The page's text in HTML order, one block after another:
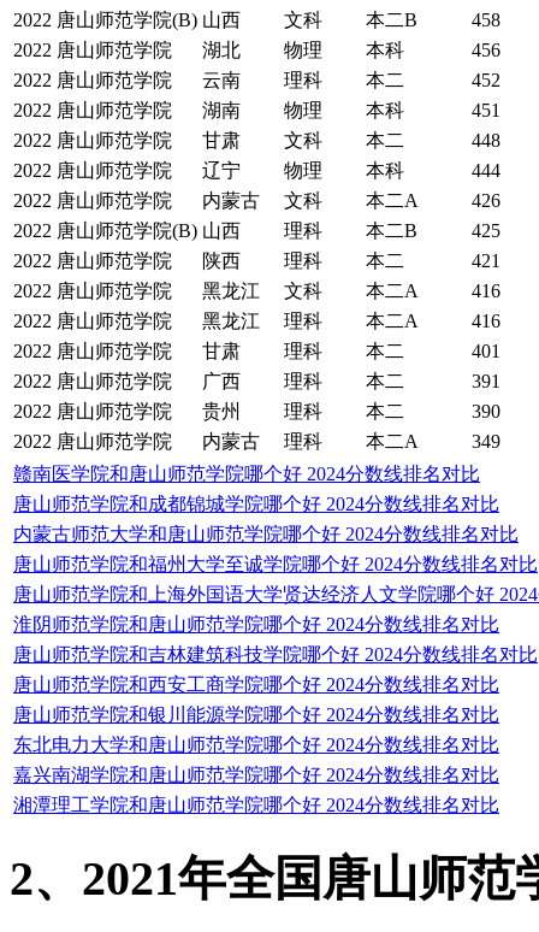
2022 唐山师范学院(B) 山西 文科 本二B
458
2022 唐山师范学院 湖北 物理 本科
456
2022 唐山师范学院 云南 理科 本二
452
2022 唐山师范学院 湖南 物理 本科
451
2022 唐山师范学院 甘肃 文科 本二
448
2022 唐山师范学院 辽宁 物理 本科
444
2022 唐山师范学院 内蒙古 文科 本二A
426
2022 唐山师范学院(B) 山西 理科 本二B
425
2022 唐山师范学院 陕西 理科 本二
421
2022 唐山师范学院 黑龙江 文科 本二A
416
2022 唐山师范学院 黑龙江 理科 本二A
416
2022 唐山师范学院 甘肃 理科 本二
401
2022 唐山师范学院 广西 理科 本二
391
2022 唐山师范学院 贵州 理科 本二
390
2022 唐山师范学院 内蒙古 理科 本二A
349
赣南医学院和唐山师范学院哪个好 2024分数线排名对比
唐山师范学院和成都锦城学院哪个好 2024分数线排名对比
内蒙古师范大学和唐山师范学院哪个好 2024分数线排名对比
唐山师范学院和福州大学至诚学院哪个好 2024分数线排名对比
唐山师范学院和上海外国语大学贤达经济人文学院哪个好
淮阴师范学院和唐山师范学院哪个好 2024分数线排名对比
唐山师范学院和吉林建筑科技学院哪个好 2024分数线排名对比
唐山师范学院和西安工商学院哪个好 2024分数线排名对比
唐山师范学院和银川能源学院哪个好 2024分数线排名对比
东北电力大学和唐山师范学院哪个好 2024分数线排名对比
嘉兴南湖学院和唐山师范学院哪个好 2024分数线排名对比
湘潭理工学院和唐山师范学院哪个好 2024分数线排名对比
2、2021年全国唐山师范